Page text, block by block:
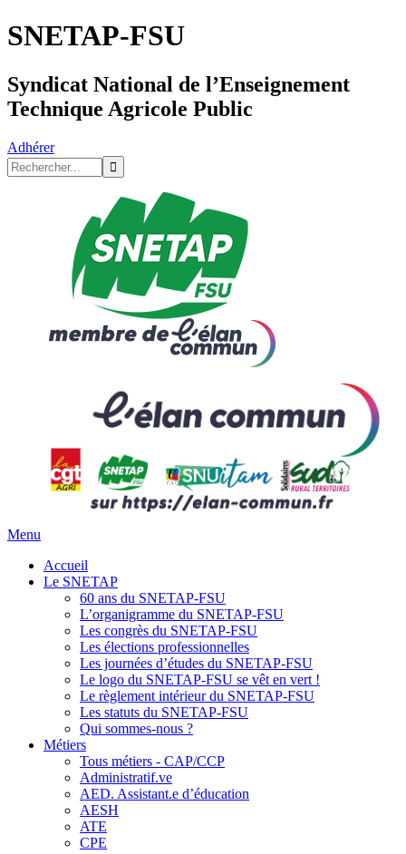
SNETAP-FSU
Syndicat National de l’Enseignement
Technique Agricole Public
Adhérer
Menu
Accueil
Le SNETAP
60 ans du SNETAP-FSU
L’organigramme du SNETAP-FSU
Les congrès du SNETAP-FSU
Les élections professionnelles
Les journées d’études du SNETAP-FSU
Le logo du SNETAP-FSU se vêt en vert !
Le règlement intérieur du SNETAP-FSU
Les statuts du SNETAP-FSU
Qui sommes-nous ?
Métiers
Tous métiers - CAP/CCP
Administratif.ve
AED. Assistant.e d’éducation
AESH
ATE
CPE